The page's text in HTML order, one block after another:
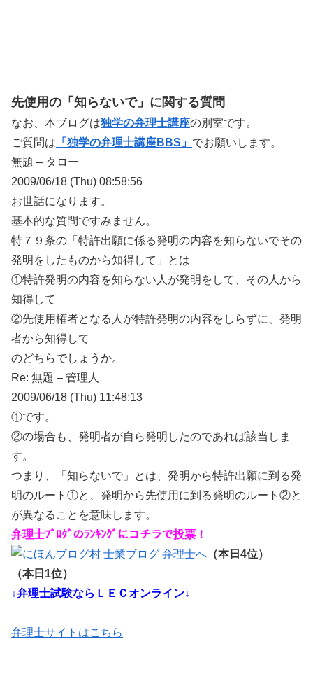
先使用の「知らないで」に関する質問
なお、本ブログは独学の弁理士講座の別室です。
ご質問は 「独学の弁理士講座BBS」 でお願いします。
無題 – タロー
2009/06/18 (Thu) 08:58:56
お世話になります。
基本的な質問ですみません。
特７９条の「特許出願に係る発明の内容を知らないでその
発明をしたものから知得して」とは
①特許発明の内容を知らない人が発明をして、その人から
知得して
②先使用権者となる人が特許発明の内容をしらずに、発明
者から知得して
のどちらでしょうか。
Re: 無題 – 管理人
2009/06/18 (Thu) 11:48:13
①です。
②の場合も、発明者が自ら発明したのであれば該当しま
す。
つまり、「知らないで」とは、発明から特許出願に到る発
明のルート①と、発明から先使用に到る発明のルート②と
が異なることを意味します。
弁理士ﾌﾞﾛｸﾞのﾗﾝｷﾝｸﾞにコチラで投票！
（本日4位）
（本日1位）
↓弁理士試験ならＬＥＣオンライン↓
弁理士サイトはこちら